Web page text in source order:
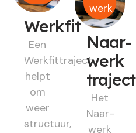
Werkfit
Een
Werkfittraject
helpt
om
weer
structuur,
werk
Naar-
werk
traject
Het
Naar-
werk